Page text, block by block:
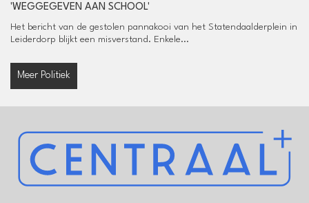
'WEGGEGEVEN AAN SCHOOL'
Het bericht van de gestolen pannakooi van het Statendaalderplein in
Leiderdorp blijkt een misverstand. Enkele...
Meer Politiek